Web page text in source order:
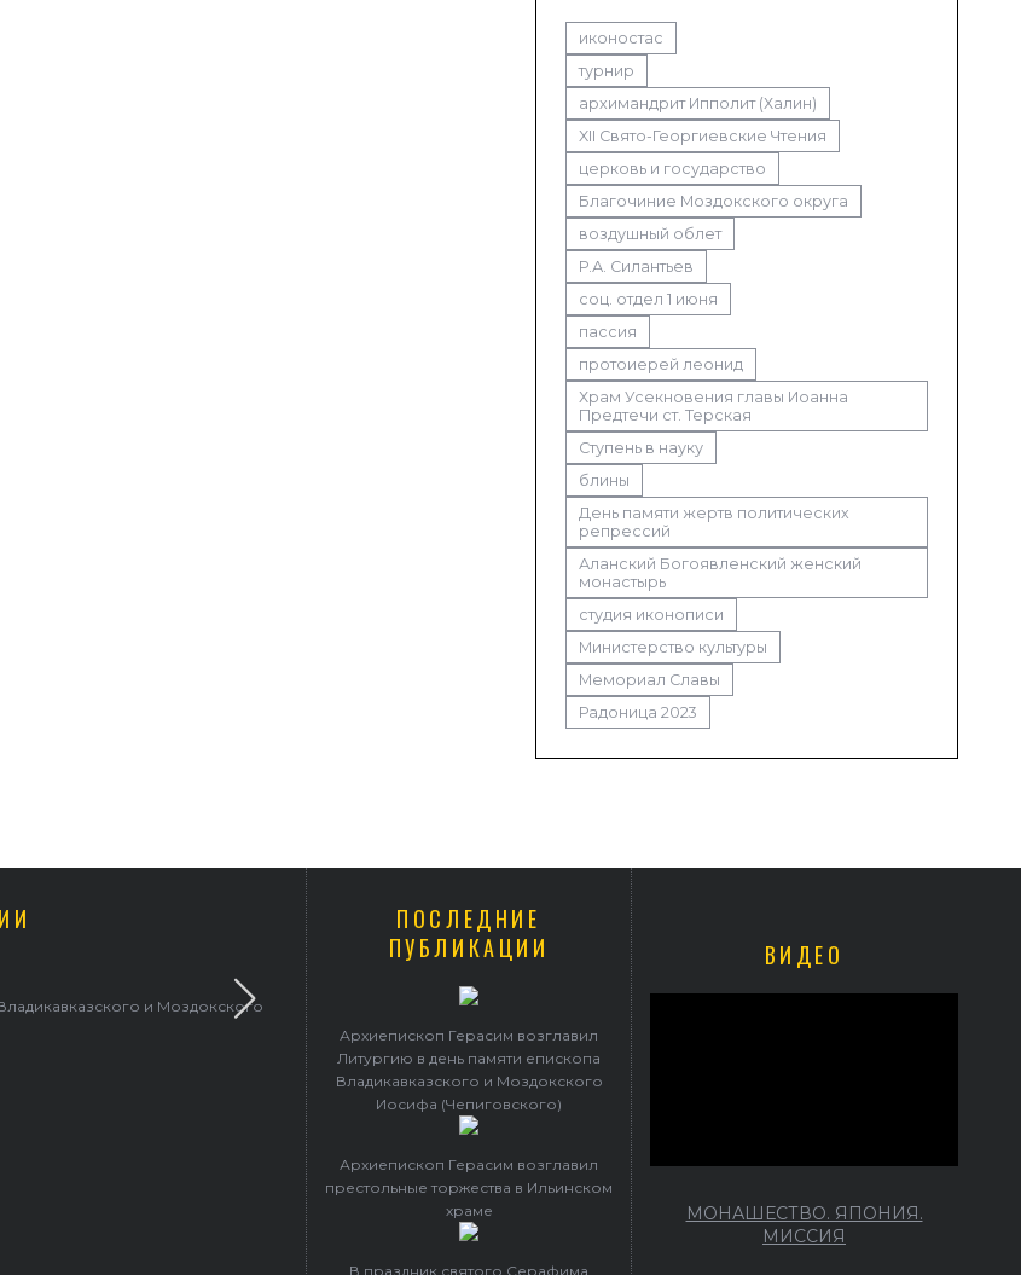
иконостас
турнир
архимандрит Ипполит (Халин)
XII Свято-Георгиевские Чтения
церковь и государство
Благочиние Моздокского округа
воздушный облет
Р.А. Силантьев
соц. отдел 1 июня
пассия
протоиерей леонид
Храм Усекновения главы Иоанна
Предтечи ст. Терская
Ступень в науку
блины
День памяти жертв политических
репрессий
Аланский Богоявленский женский
монастырь
студия иконописи
Министерство культуры
Мемориал Славы
Радоница 2023
и Моздокского
Архиепископ Герасим возглавил престольные торжества в Ильинском храме
ПОСЛЕДНИЕ
ПУБЛИКАЦИИ
Архиепископ Герасим возглавил
Литургию в день памяти епископа
Владикавказского и Моздокского
Иосифа (Чепиговского)
Архиепископ Герасим возглавил
престольные торжества в Ильинском
храме
В праздник святого Серафима
ВИДЕО
МОНАШЕСТВО. ЯПОНИЯ.
МИССИЯ